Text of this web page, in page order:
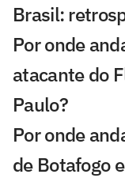
Brasil:
Por onde
atacante do
Paulo?
Por onde
de Botafogo